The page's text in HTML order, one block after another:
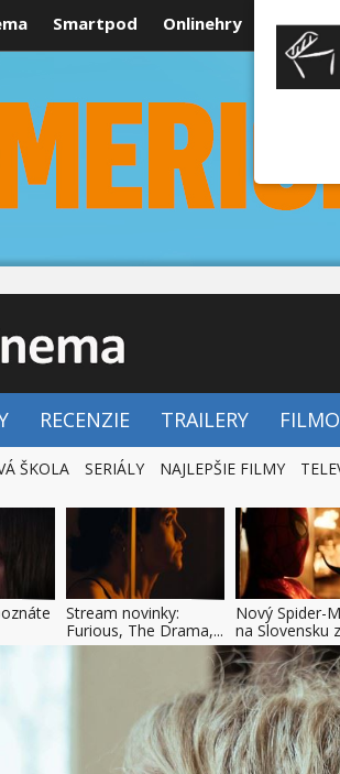
Smartpod Onlinehry
RECENZIE
RECENZIE TRAILERY
ŠKOLA SERIÁLY NAJLEPŠIE FILMY
Stream novinky:
Furious, The Drama,...
Nový Spider-
na Slovensku